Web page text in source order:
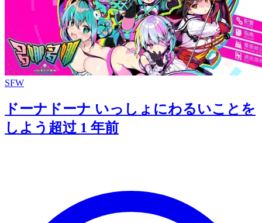
SFW
ドーナドーナ いっしょにわるいことを
しよう 超过 1 年前